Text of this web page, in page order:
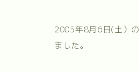
2005年8月6日(土）の
ました。